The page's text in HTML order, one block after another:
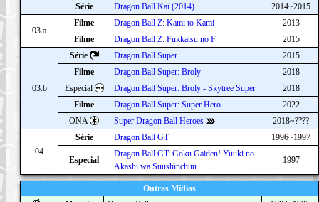
Série Dragon Ball Kai (2014) 2014~2015
03.a
Filme Dragon Ball Z: Kami to Kami
2013
Filme
Dragon Ball Z: Fukkatsu no F 2015
03.b
Série Dragon Ball Super
2015
Filme
Dragon Ball Super: Broly
2018
Especial
Dragon Ball Super: Broly - Skytree Super
2018
Filme
Dragon Ball Super: Super Hero
2022
ONA
Super Dragon Ball Heroes 2018~????
04
Série Dragon Ball GT 1996~1997
Especial
Dragon Ball GT: Goku Gaiden! Yuuki no
Akashi wa Suushinchuu
1997
Outras Mídias